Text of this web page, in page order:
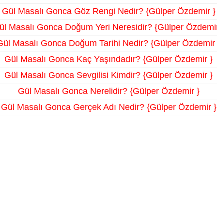
Gül Masalı Gonca Göz Rengi Nedir? {Gülper Özdemir }
Masalı Gonca Doğum Yeri Neresidir? {Gülper
Masalı Gonca Doğum Tarihi Nedir? {Gülper Özdemir
Gül Masalı Gonca Kaç Yaşındadır? {Gülper Özdemir }
Gül Masalı Gonca Sevgilisi Kimdir? {Gülper Özdemir }
Gül Masalı Gonca Nerelidir? {Gülper Özdemir }
Gül Masalı Gonca Gerçek Adı Nedir? {Gülper Özdemir }